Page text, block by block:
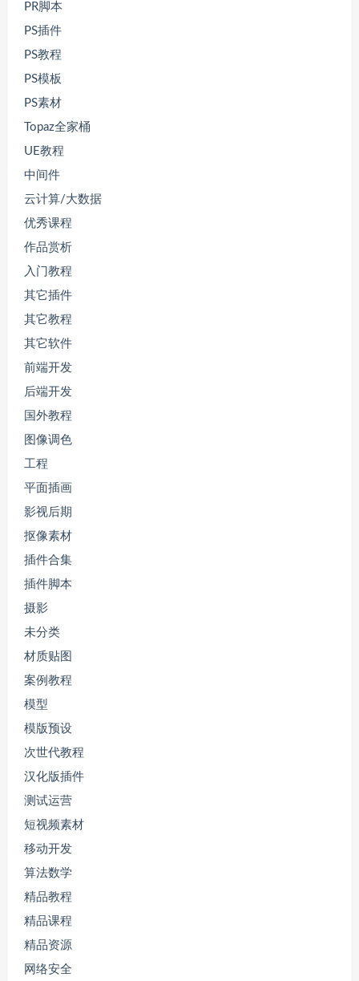
PR脚本
PS插件
PS教程
PS模板
PS素材
Topaz全家桶
UE教程
中间件
云计算/大数据
优秀课程
作品赏析
入门教程
其它插件
其它教程
其它软件
前端开发
后端开发
国外教程
图像调色
工程
平面插画
影视后期
抠像素材
插件合集
插件脚本
摄影
未分类
材质贴图
案例教程
模型
模版预设
次世代教程
汉化版插件
测试运营
短视频素材
移动开发
算法数学
精品教程
精品课程
精品资源
网络安全